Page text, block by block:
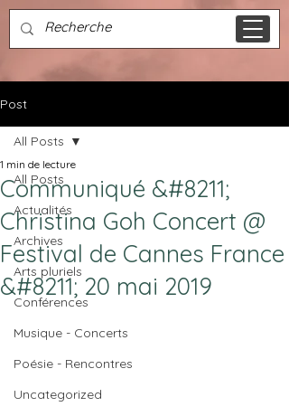
Post
All Posts
Actualités
Archives
Arts pluriels
Conférences
Musique - Concerts
Poésie - Rencontres
Uncategorized
All Posts
Communiqué &#8211;
Christina Goh Concert @
Festival de Cannes France
&#8211; 20 mai 2019
1 min de lecture